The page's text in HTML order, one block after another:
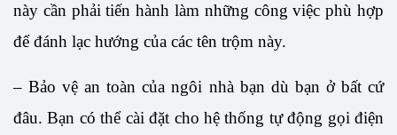
này cần phải tiến hành làm những công việc phù hợp
để đánh lạc hướng của các tên trộm này.
– Bảo vệ an toàn của ngôi nhà bạn dù bạn ở bất cứ
đâu. Bạn có thể cài đặt cho hệ thống tự động gọi điện